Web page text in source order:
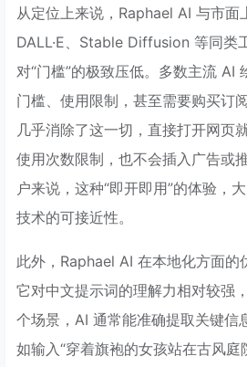
从定位上来说，Raphael AI 与市面
DALL·E、Stable Diffusion 等同类
对“门槛”的极致压低。多数主流 AI
门槛、使用限制，甚至需要购买订
几乎消除了这一切，直接打开网页
使用次数限制，也不会插入广告或
户来说，这种“即开即用”的体验，
技术的可接近性。
此外，Raphael AI 在本地化方面的
它对中文提示词的理解力相对较强
个场景，AI 通常能准确提取关键信
如输入“穿着旗袍的女孩站在古风庭